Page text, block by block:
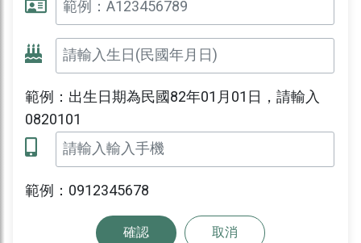
範例：出生日期為民國82年01月01日，請輸入
0820101
範例：0912345678
確認 取消